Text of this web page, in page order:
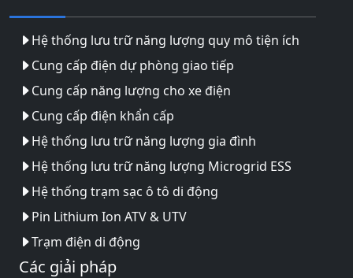
Hệ thống lưu trữ năng lượng quy mô tiện ích
Cung cấp điện dự phòng giao tiếp
Cung cấp năng lượng cho xe điện
Cung cấp điện khẩn cấp
Hệ thống lưu trữ năng lượng gia đình
Hệ thống lưu trữ năng lượng Microgrid ESS
Hệ thống trạm sạc ô tô di động
Pin Lithium Ion ATV & UTV
Trạm điện di động
Các giải pháp